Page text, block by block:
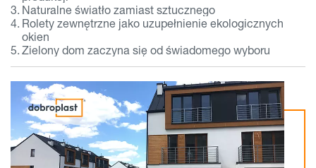
Naturalne światło zamiast sztucznego
Rolety zewnętrzne jako uzupełnienie ekologicznych
okien
Zielony dom zaczyna się od świadomego wyboru